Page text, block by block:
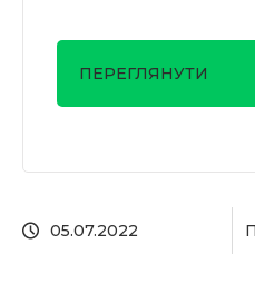
05.07.2022
ПЕРЕГЛЯНУТИ